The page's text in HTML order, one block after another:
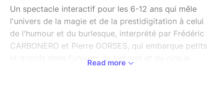
Un spectacle interactif pour les 6-12 ans qui mêle
l'univers de la magie et de la prestidigitation à celui
de l'humour et du burlesque, interprété par Frédéric
CARBONERO et Pierre GORSES, qui embarque petits
et grands dans l'univers du cabaret et du cirque…
Read more